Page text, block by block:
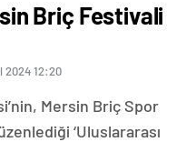
Briç Festivali
2024 12:20
Mersin Briç Spor
‘Uluslararası